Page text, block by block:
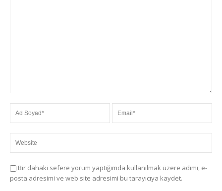
Bir dahaki sefere yorum yaptığımda kullanılmak üzere adımı, e-
posta adresimi ve web site adresimi bu tarayıcıya kaydet.